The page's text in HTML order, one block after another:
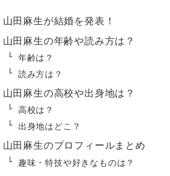
山田麻生が結婚を発表！
山田麻生の年齢や読み方は？
年齢は？
読み方は？
山田麻生の高校や出身地は？
高校は？
出身地はどこ？
山田麻生のプロフィールまとめ
趣味・特技や好きなものは？